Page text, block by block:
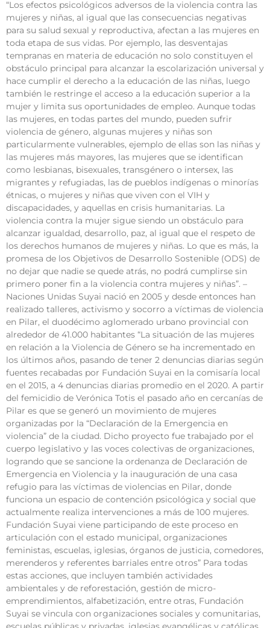
“Los efectos psicológicos adversos de la violencia contra las
mujeres y niñas, al igual que las consecuencias negativas
para su salud sexual y reproductiva, afectan a las mujeres en
toda etapa de sus vidas. Por ejemplo, las desventajas
tempranas en materia de educación no solo constituyen el
obstáculo principal para alcanzar la escolarización universal y
hace cumplir el derecho a la educación de las niñas, luego
también le restringe el acceso a la educación superior a la
mujer y limita sus oportunidades de empleo. Aunque todas
las mujeres, en todas partes del mundo, pueden sufrir
violencia de género, algunas mujeres y niñas son
particularmente vulnerables, ejemplo de ellas son las niñas y
las mujeres más mayores, las mujeres que se identifican
como lesbianas, bisexuales, transgénero o intersex, las
migrantes y refugiadas, las de pueblos indígenas o minorías
étnicas, o mujeres y niñas que viven con el VIH y
discapacidades, y aquellas en crisis humanitarias. La
violencia contra la mujer sigue siendo un obstáculo para
alcanzar igualdad, desarrollo, paz, al igual que el respeto de
los derechos humanos de mujeres y niñas. Lo que es más, la
promesa de los Objetivos de Desarrollo Sostenible (ODS) de
no dejar que nadie se quede atrás, no podrá cumplirse sin
primero poner fin a la violencia contra mujeres y niñas”. –
Naciones Unidas Suyai nació en 2005 y desde entonces han
realizado talleres, activismo y socorro a víctimas de violencia
en Pilar, el duodécimo aglomerado urbano provincial con
alrededor de 41.000 habitantes “La situación de las mujeres
en relación a la Violencia de Género se ha incrementado en
los últimos años, pasando de tener 2 denuncias diarias según
fuentes recabadas por Fundación Suyai en la comisaría local
en el 2015, a 4 denuncias diarias promedio en el 2020. A partir
del femicidio de Verónica Totis el pasado año en cercanías de
Pilar es que se generó un movimiento de mujeres
organizadas por la “Declaración de la Emergencia en
violencia” de la ciudad. Dicho proyecto fue trabajado por el
cuerpo legislativo y las voces colectivas de organizaciones,
logrando que se sancione la ordenanza de Declaración de
Emergencia en Violencia y la inauguración de una casa
refugio para las víctimas de violencias en Pilar, donde
funciona un espacio de contención psicológica y social que
actualmente realiza intervenciones a más de 100 mujeres.
Fundación Suyai viene participando de este proceso en
articulación con el estado municipal, organizaciones
feministas, escuelas, iglesias, órganos de justicia, comedores,
merenderos y referentes barriales entre otros” Para todas
estas acciones, que incluyen también actividades
ambientales y de reforestación, gestión de micro-
emprendimientos, alfabetización, entre otras, Fundación
Suyai se vincula con organizaciones sociales y comunitarias,